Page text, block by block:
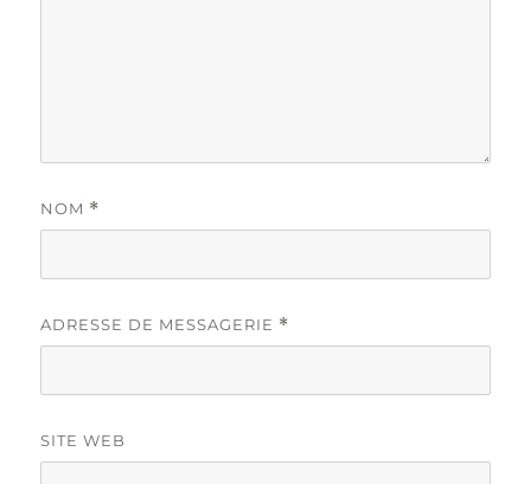
NOM *
ADRESSE DE MESSAGERIE *
SITE WEB